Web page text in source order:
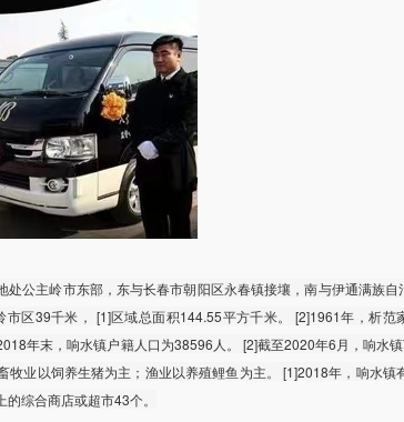
公主岭市东部，东与长春市朝阳区永春镇接壤，南与伊通满族自
区39千米， [1]区域总面积144.55平方千米。 [2]1961年，析范
年末，响水镇户籍人口为38596人。 [2]截至2020年6月，响水
业以饲养生猪为主；渔业以养殖鲤鱼为主。 [1]2018年，响水镇
综合商店或超市43个。